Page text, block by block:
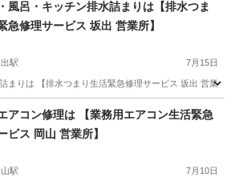
つまり/水漏れ修理 防水工事
風呂・キッチン排水詰まりは【排水つま
急修理サービス 坂出 営業所】
駅 7月15日
まりは 【排水つまり生活緊急修理サービス 坂出 営業
トイレつまり/水漏れ修理 防水工事
アコン修理は 【業務用エアコン生活緊急
ビス 岡山 営業所】
駅 7月10日